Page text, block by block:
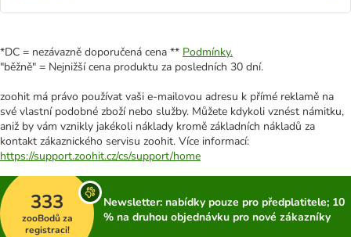
*DC = nezávazně doporučená cena ** Podmínky.
"běžně" = Nejnižší cena produktu za posledních 30 dní.
zoohit má právo používat vaši e-mailovou adresu k přímé reklamě na
své vlastní podobné zboží nebo služby. Můžete kdykoli vznést námitku,
aniž by vám vznikly jakékoli náklady kromě základních nákladů za
kontakt zákaznického servisu zoohit. Více informací:
https://support.zoohit.cz/cs/support/home
333
zooBodů za
registraci!
Newsletter: nabídky pouze pro předplatitele; 10
% na druhou objednávku pro nové zákazníky